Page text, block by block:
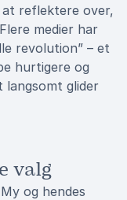
at reflektere over,
medier har
revolution” – et
hurtigere og
langsomt glider
valg
og hendes